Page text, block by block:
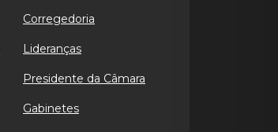
Corregedoria
Lideranças
Presidente da Câmara
Gabinetes